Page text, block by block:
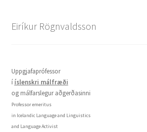
CV
Research
Teaching
Eiríkur Rögnvaldsson
Uppgjafaprófessor
í íslenskri málfræði
og málfarslegur aðgerðasinni
Professor emeritus
in Icelandic Language and Linguistics
and Language Activist